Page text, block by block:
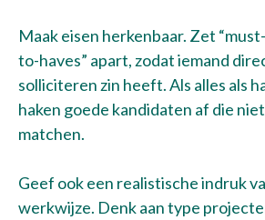
Maak eisen herkenbaar. Zet
to-haves” apart, zodat iemand
solliciteren zin heeft. Als alles als
haken goede kandidaten af die
matchen.
Geef ook een realistische indruk
werkwijze. Denk aan type